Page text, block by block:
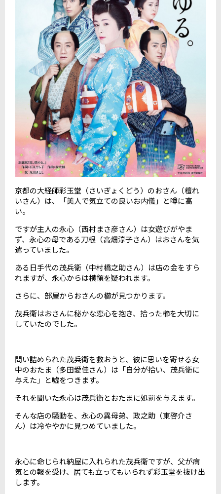
京都の大経師彩玉堂（さいぎょくどう）のおさん（檀れ
いさん）は、「美人で気立ての良いお内儀」と噂に高
い。
ですが主人の永心（西村まさ彦さん）は女遊びがやま
ず、永心の母である刀根（高畑淳子さん）はおさんを気
遣っていました。
ある日手代の茂兵衛（中村橋之助さん）は店の金をすら
れますが、永心からは横領を疑われます。
さらに、部屋からおさんの櫛が見つかります。
茂兵衛はおさんに秘かな恋心を抱き、拾った櫛を大切に
していたのでした。
問い詰められた茂兵衛を救おうと、彼に思いを寄せる女
中のおたま（多田愛佳さん）は「自分が拾い、茂兵衛に
与えた」と嘘をつきます。
それを聞いた永心は茂兵衛とおたまに処罰を与えます。
そんな店の騒動を、永心の異母弟、政之助（東啓介さ
ん）は冷ややかに見つめていました。
永心に命じられ納屋に入れられた茂兵衛ですが、父が病
気との報を受け、居ても立ってもいられず彩玉堂を抜け出
します。